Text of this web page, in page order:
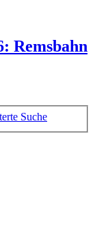
Remsbahn
Suche